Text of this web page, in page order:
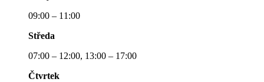
09:00 – 11:00
Středa
07:00 – 12:00, 13:00 – 17:00
Čtvrtek